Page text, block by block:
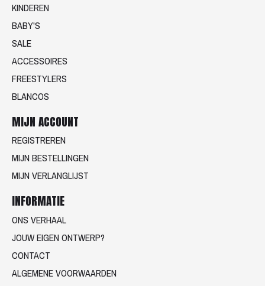
KINDEREN
BABY'S
SALE
ACCESSOIRES
FREESTYLERS
BLANCOS
MIJN ACCOUNT
REGISTREREN
MIJN BESTELLINGEN
MIJN VERLANGLIJST
INFORMATIE
ONS VERHAAL
JOUW EIGEN ONTWERP?
CONTACT
ALGEMENE VOORWAARDEN